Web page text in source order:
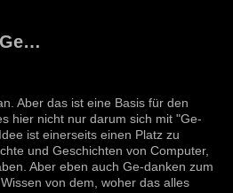
Aber das ist eine Basis für den
hier nicht nur darum sich mit "Ge-
ist einerseits einen Platz zu
und Geschichten von Computer,
Aber eben auch Ge-danken zum
von dem, woher das alles